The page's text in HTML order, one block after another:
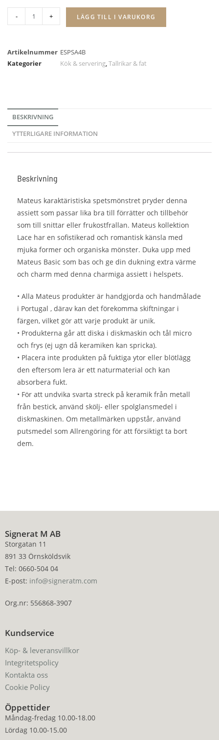
- + LÄGG TILL I VARUKORG
Artikelnummer ESPSA4B
Kategorier
Kök & servering,Tallrikar & fat
BESKRIVNING
YTTERLIGARE INFORMATION
Beskrivning
Mateus karaktäristiska spetsmönstret pryder denna
assiett som passar lika bra till förrätter och tillbehör
som till snittar eller frukostfrallan. Mateus kollektion
Lace har en sofistikerad och romantisk känsla med
mjuka former och organiska mönster. Duka upp med
Mateus Basic som bas och ge din dukning extra värme
och charm med denna charmiga assiett i helspets.
• Alla Mateus produkter är handgjorda och handmålade
i Portugal , därav kan det förekomma skiftningar i
färgen, vilket gör att varje produkt är unik.
• Produkterna går att diska i diskmaskin och tål micro
och frys (ej ugn då keramiken kan spricka).
• Placera inte produkten på fuktiga ytor eller blötlägg
den eftersom lera är ett naturmaterial och kan
absorbera fukt.
• För att undvika svarta streck på keramik från metall
från bestick, använd skölj- eller spolglansmedel i
diskmaskinen. Om metallmärken uppstår, använd
putsmedel som Allrengöring för att försiktigt ta bort
dem.
Signerat M AB
Storgatan 11
891 33 Örnsköldsvik
Tel: 0660-504 04
E-post: info@signeratm.com
Org.nr: 556868-3907
Kundservice
Köp- & leveransvillkor
Integritetspolicy
Kontakta oss
Cookie Policy
Öppettider
Måndag-fredag 10.00-18.00
Lördag 10.00-15.00